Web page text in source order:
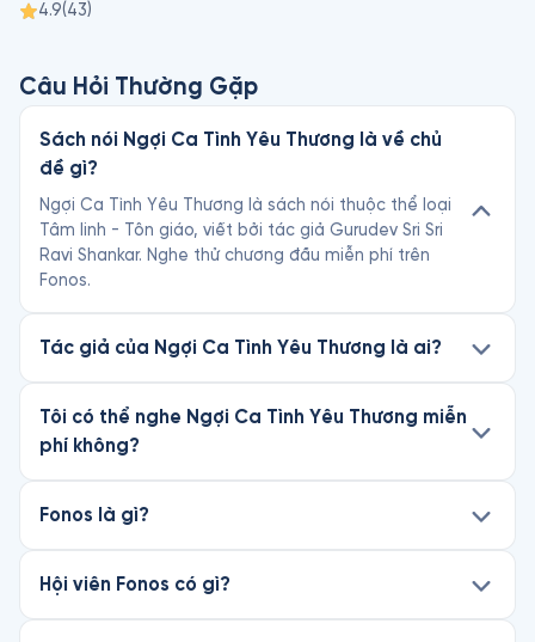
4.9(43)
Câu Hỏi Thường Gặp
Sách nói Ngợi Ca Tình Yêu Thương là về chủ
đề gì?
Ngợi Ca Tình Yêu Thương là sách nói thuộc thể loại
Tâm linh - Tôn giáo, viết bởi tác giả Gurudev Sri Sri
Ravi Shankar. Nghe thử chương đầu miễn phí trên
Fonos.
Tác giả của Ngợi Ca Tình Yêu Thương là ai?
Tôi có thể nghe Ngợi Ca Tình Yêu Thương miễn
phí không?
Fonos là gì?
Hội viên Fonos có gì?